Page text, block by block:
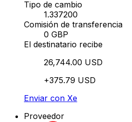
Tipo de cambio
1.337200
Comisión de transferencia
0 GBP
El destinatario recibe
26,744.00 USD
+375.79 USD
Enviar con Xe
Proveedor